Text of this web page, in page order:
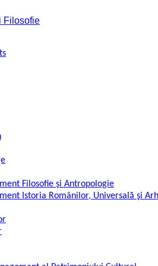
Filosofie şi Antropologie
Istoria Românilor, Universală şi